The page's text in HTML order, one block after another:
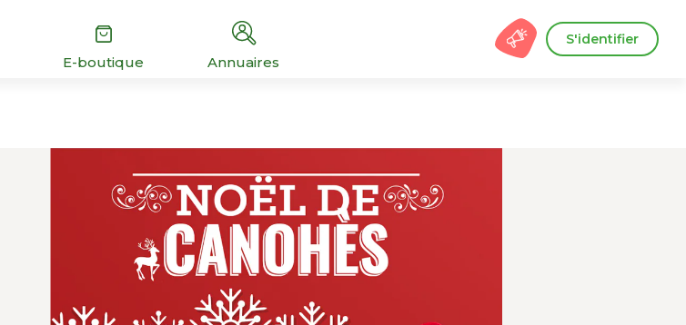
E-boutique Annuaires
S'identifier